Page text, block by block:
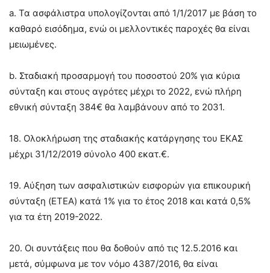
a. Τα ασφάλιστρα υπολογίζονται από 1/1/2017 με βάση το
καθαρό εισόδημα, ενώ οι μελλοντικές παροχές θα είναι
μειωμένες.
b. Σταδιακή προσαρμογή του ποσοστού 20% για κύρια
σύνταξη και στους αγρότες μέχρι το 2022, ενώ πλήρη
εθνική σύνταξη 384€ θα λαμβάνουν από το 2031.
18. Ολοκλήρωση της σταδιακής κατάργησης του ΕΚΑΣ
μέχρι 31/12/2019 σύνολο 400 εκατ.€.
19. Αύξηση των ασφαλιστικών εισφορών για επικουρική
σύνταξη (ETEA) κατά 1% για το έτος 2018 και κατά 0,5%
για τα έτη 2019-2022.
20. Οι συντάξεις που θα δοθούν από τις 12.5.2016 και
μετά, σύμφωνα με τον νόμο 4387/2016, θα είναι